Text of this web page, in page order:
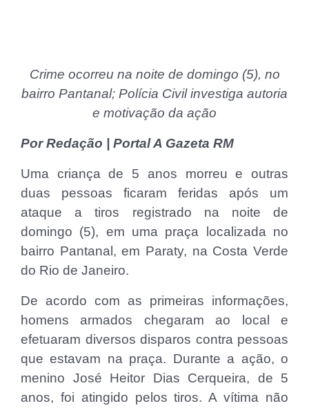
Crime ocorreu na noite de domingo (5), no
bairro Pantanal; Polícia Civil investiga autoria
e motivação da ação
Por Redação | Portal A Gazeta RM
Uma criança de 5 anos morreu e outras
duas pessoas ficaram feridas após um
ataque a tiros registrado na noite de
domingo (5), em uma praça localizada no
bairro Pantanal, em Paraty, na Costa Verde
do Rio de Janeiro.
De acordo com as primeiras informações,
homens armados chegaram ao local e
efetuaram diversos disparos contra pessoas
que estavam na praça. Durante a ação, o
menino José Heitor Dias Cerqueira, de 5
anos, foi atingido pelos tiros. A vítima não